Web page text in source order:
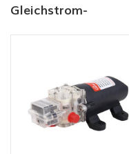
Gleichstrom-
Frischwasserpumpe
Schiffspumpe